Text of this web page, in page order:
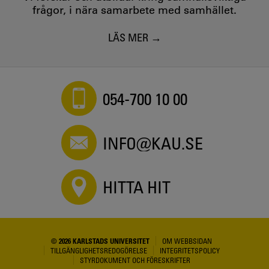
frågor, i nära samarbete med samhället.
LÄS MER
054-700 10 00
INFO@KAU.SE
HITTA HIT
© 2026 KARLSTADS UNIVERSITET
OM WEBBSIDAN
TILLGÄNGLIGHETSREDOGÖRELSE
INTEGRITETSPOLICY
STYRDOKUMENT OCH FÖRESKRIFTER